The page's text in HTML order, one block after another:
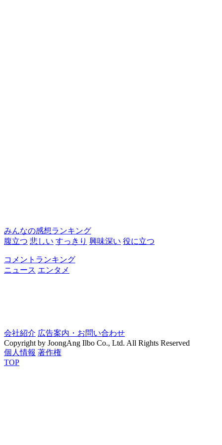
みんなの感想ランキング
腹立つ 悲しい すっきり 興味深い 役に立つ
コメントランキング
ニュース エンタメ
会社紹介 広告案内・お問い合わせ
Copyright by JoongAng Ilbo Co., Ltd. All Rights Reserved
個人情報 著作権
TOP